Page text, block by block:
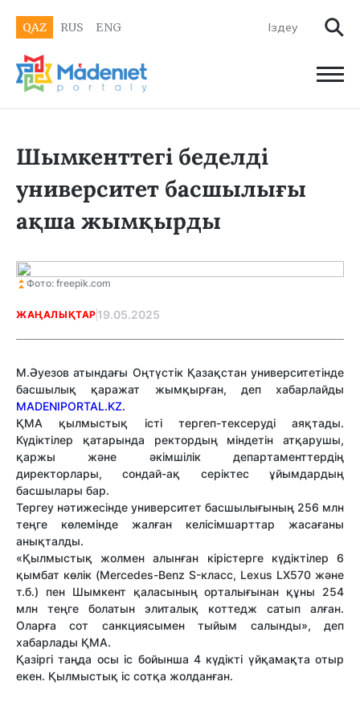
QAZ RUS ENG
Шымкенттегі беделді
университет басшылығы
ақша жымқырды
Фото: freepik.com
ЖАҢАЛЫҚТАР 19.05.2025
М.Әуезов атындағы Оңтүстік Қазақстан университетінде
басшылық қаражат жымқырған, деп хабарлайды
MADENIPORTAL.KZ.
ҚМА қылмыстық істі тергеп-тексеруді аяқтады.
Күдіктілер қатарында ректордың міндетін атқарушы,
қаржы және әкімшілік департаменттердің
директорлары, сондай-ақ серіктес ұйымдардың
басшылары бар.
Тергеу нәтижесінде университет басшылығының 256 млн
теңге көлемінде жалған келісімшарттар жасағаны
анықталды.
«Қылмыстық жолмен алынған кірістерге күдіктілер
6
қымбат көлік (Mercedes-Benz S-класс, Lexus LX570 және
т.б.) пен Шымкент қаласының орталығынан құны 254
млн теңге болатын элиталық коттедж сатып алған.
Оларға сот санкциясымен тыйым салынды», деп
хабарлады ҚМА.
Қазіргі таңда осы іс бойынша 4 күдікті үйқамақта отыр
екен. Қылмыстық іс сотқа жолданған.